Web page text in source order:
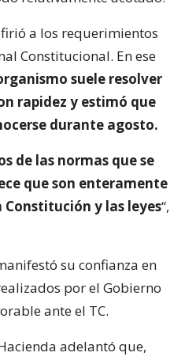
a los requerimientos
Constitucional. En ese
suele resolver
rapidez y estimó que
durante agosto.
de las normas que se
que son enteramente
y las leyes“,
su confianza en
por el Gobierno
ante el TC.
adelantó que,